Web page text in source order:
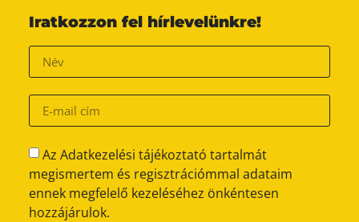
Iratkozzon fel hírlevelünkre!
Az Adatkezelési tájékoztató tartalmát
megismertem és regisztrációmmal adataim
ennek megfelelő kezeléséhez önkéntesen
hozzájárulok.